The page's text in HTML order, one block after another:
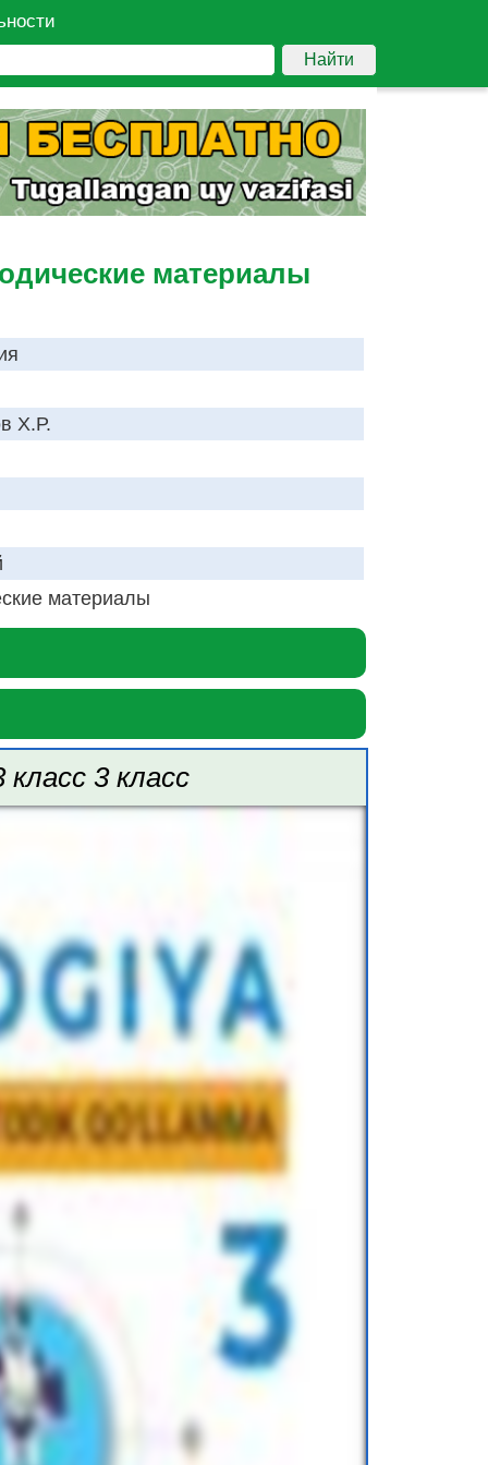
Найти
материалы
Х.Р.
материалы
3 класс